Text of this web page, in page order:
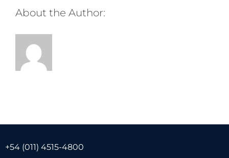
About the Author:
+54 (011) 4515-4800